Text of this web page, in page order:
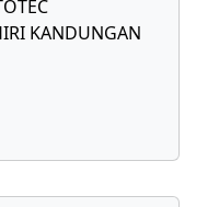
KANDUNGAN